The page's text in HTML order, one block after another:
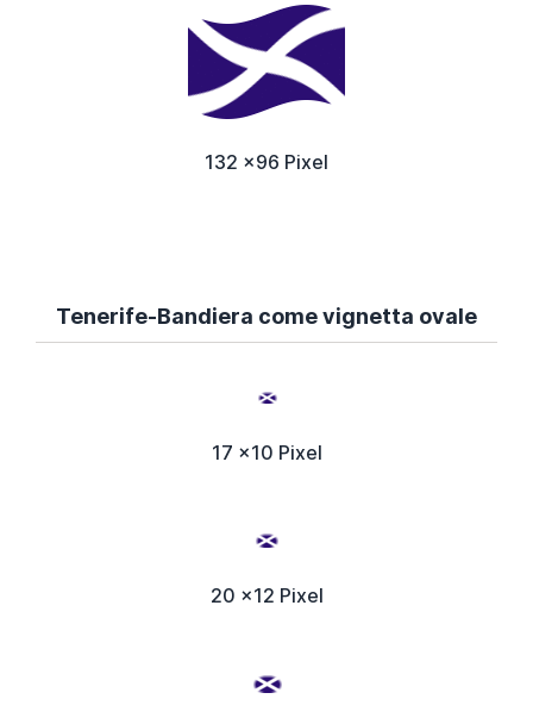
132 x96 Pixel
Tenerife-Bandiera come vignetta ovale
17 x10 Pixel
20 x12 Pixel